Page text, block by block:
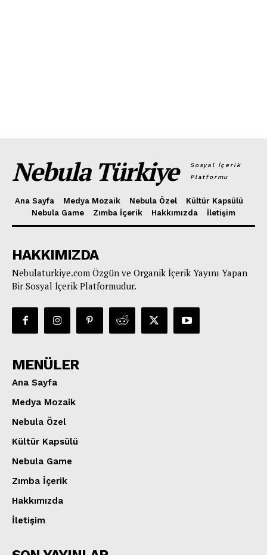
Nebula Türkiye
Sosyal İçerik
Platformu
Ana Sayfa Medya Mozaik Nebula Özel
Kültür Kapsülü
Nebula Game
Zımba İçerik Hakkımızda İletişim
HAKKIMIZDA
Nebulaturkiye.com Özgün ve Organik İçerik Yayını Yapan
Bir Sosyal İçerik Platformudur.
MENÜLER
Ana Sayfa
Medya Mozaik
Nebula Özel
Kültür Kapsülü
Nebula Game
Zımba İçerik
Hakkımızda
İletişim